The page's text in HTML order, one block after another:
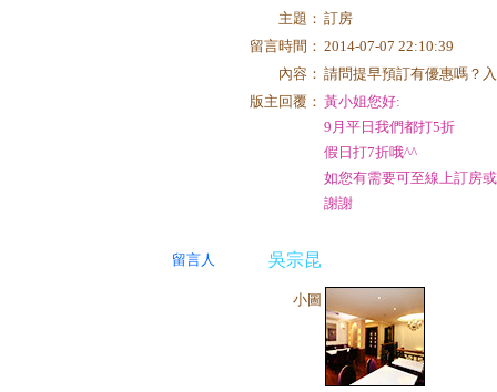
主題： 訂房
留言時間： 2014-07-07 22:10:39
內容： 請問提早預訂有優惠嗎？
版主回覆： 黃小姐您好:
9月平日我們都打5折
假日打7折哦^^
如您有需要可至線上訂房
謝謝
留言人 吳宗昆
小圖